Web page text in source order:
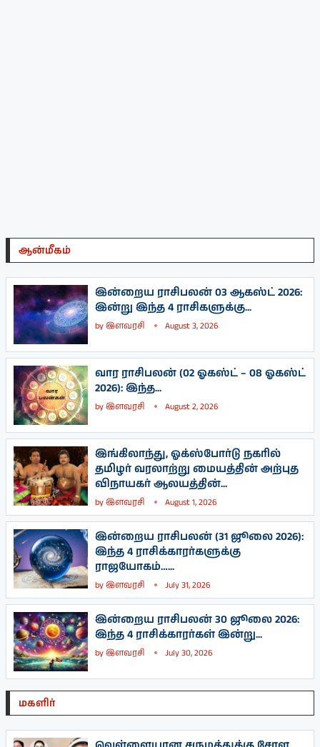
ஆன்மீகம்
இன்றைய ராசிபலன் 03 ஆகஸ்ட் 2026:
இன்று இந்த 4 ராசிகளுக்கு...
byஇளவரசி August 3, 2026
வார ராசிபலன் (02 ஓகஸ்ட் – 08 ஓகஸ்ட்
2026): இந்த...
byஇளவரசி August 2, 2026
இங்கிலாந்து, ஓக்ஸ்போர்டு நகரில்
தமிழர் வரலாற்று மையத்தின் அற்புத
விநாயகர் ஆலயத்தின்...
byஇளவரசி August 1, 2026
இன்றைய ராசிபலன் (31 ஜூலை 2026):
இந்த 4 ராசிக்காரர்களுக்கு
ராஜயோகம்…...
byஇளவரசி July 31, 2026
இன்றைய ராசிபலன் 30 ஜூலை 2026:
இந்த 4 ராசிக்காரர்கள் இன்று...
byஇளவரசி July 30, 2026
மகளிர்